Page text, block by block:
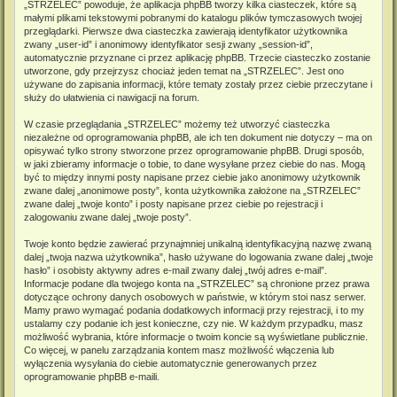
„STRZELEC” powoduje, że aplikacja phpBB tworzy kilka ciasteczek, które są
małymi plikami tekstowymi pobranymi do katalogu plików tymczasowych twojej
przeglądarki. Pierwsze dwa ciasteczka zawierają identyfikator użytkownika
zwany „user-id” i anonimowy identyfikator sesji zwany „session-id”,
automatycznie przyznane ci przez aplikację phpBB. Trzecie ciasteczko zostanie
utworzone, gdy przejrzysz chociaż jeden temat na „STRZELEC”. Jest ono
używane do zapisania informacji, które tematy zostały przez ciebie przeczytane i
służy do ułatwienia ci nawigacji na forum.
W czasie przeglądania „STRZELEC” możemy też utworzyć ciasteczka
niezależne od oprogramowania phpBB, ale ich ten dokument nie dotyczy – ma on
opisywać tylko strony stworzone przez oprogramowanie phpBB. Drugi sposób,
w jaki zbieramy informacje o tobie, to dane wysyłane przez ciebie do nas. Mogą
być to między innymi posty napisane przez ciebie jako anonimowy użytkownik
zwane dalej „anonimowe posty”, konta użytkownika założone na „STRZELEC”
zwane dalej „twoje konto” i posty napisane przez ciebie po rejestracji i
zalogowaniu zwane dalej „twoje posty”.
Twoje konto będzie zawierać przynajmniej unikalną identyfikacyjną nazwę zwaną
dalej „twoja nazwa użytkownika”, hasło używane do logowania zwane dalej „twoje
hasło” i osobisty aktywny adres e-mail zwany dalej „twój adres e-mail”.
Informacje podane dla twojego konta na „STRZELEC” są chronione przez prawa
dotyczące ochrony danych osobowych w państwie, w którym stoi nasz serwer.
Mamy prawo wymagać podania dodatkowych informacji przy rejestracji, i to my
ustalamy czy podanie ich jest konieczne, czy nie. W każdym przypadku, masz
możliwość wybrania, które informacje o twoim koncie są wyświetlane publicznie.
Co więcej, w panelu zarządzania kontem masz możliwość włączenia lub
wyłączenia wysyłania do ciebie automatycznie generowanych przez
oprogramowanie phpBB e-maili.